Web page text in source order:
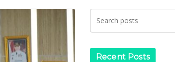
Recent Posts